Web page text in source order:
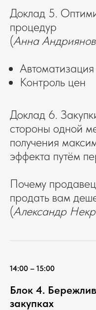
Доклад 5.
процедур
(Анна
Контроль цен
Доклад 6.
стороны одной
получения
эффекта путём
Почему
продать вам
(Александр
14:00 – 15:00
Блок 4.
закупках